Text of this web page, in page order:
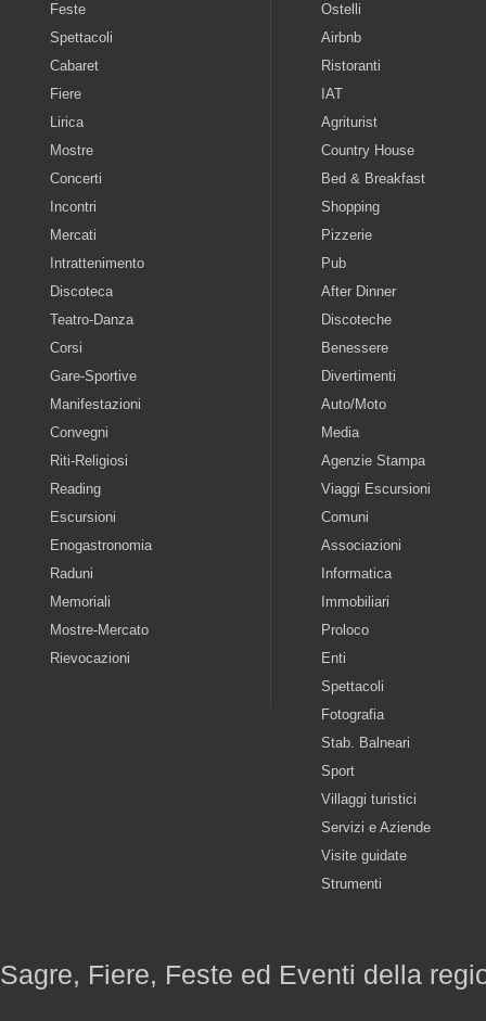
Feste
Spettacoli
Cabaret
Fiere
Lirica
Mostre
Concerti
Incontri
Mercati
Intrattenimento
Discoteca
Teatro-Danza
Corsi
Gare-Sportive
Manifestazioni
Convegni
Riti-Religiosi
Reading
Escursioni
Enogastronomia
Raduni
Memoriali
Mostre-Mercato
Rievocazioni
Ostelli
Airbnb
Ristoranti
IAT
Agriturist
Country House
Bed & Breakfast
Shopping
Pizzerie
Pub
After Dinner
Discoteche
Benessere
Divertimenti
Auto/Moto
Media
Agenzie Stampa
Viaggi Escursioni
Comuni
Associazioni
Informatica
Immobiliari
Proloco
Enti
Spettacoli
Fotografia
Stab. Balneari
Sport
Villaggi turistici
Servizi e Aziende
Visite guidate
Strumenti
Sagre, Fiere, Feste ed Eventi della